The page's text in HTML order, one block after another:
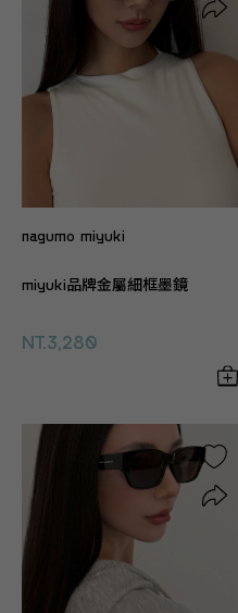
nagumo miyuki
miyuki品牌金屬細框墨鏡
NT.3,280